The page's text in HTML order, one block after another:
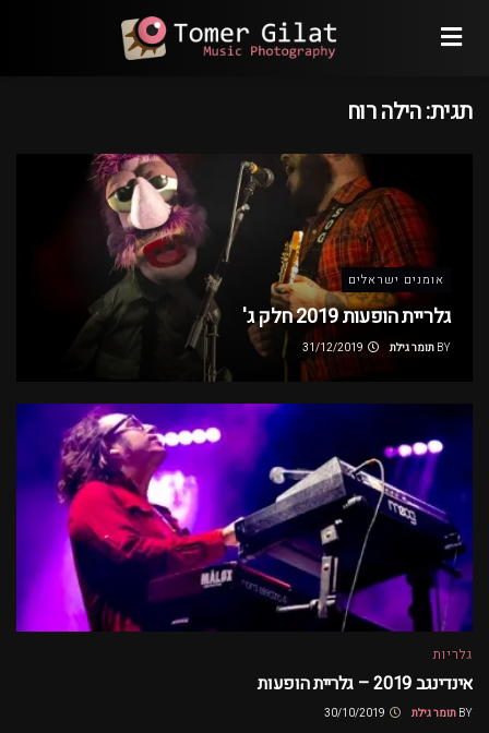
תגית:הילה רוח
אומנים ישראלים
גלריית הופעות 2019 חלק ג'
BY תומר גילת
גלריות
אינדינגב 2019 – גלריית הופעות
BY תומר גילת